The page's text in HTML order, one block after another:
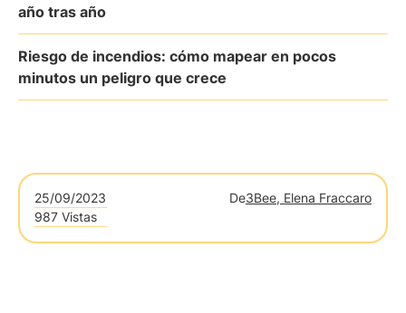
año tras año
Riesgo de incendios: cómo mapear en pocos
minutos un peligro que crece
25/09/2023 De3Bee, Elena Fraccaro
987 Vistas